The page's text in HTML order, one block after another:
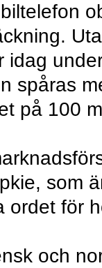
idag
spåras
på 100
som
ordet för
och